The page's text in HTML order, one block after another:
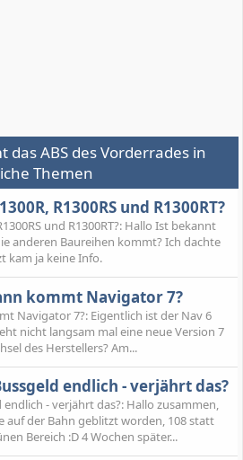
das ABS des Vorderrades in
Themen
R1300RS und R1300RT?
und R1300RT?: Hallo Ist bekannt
anderen Baureihen kommt? Ich dachte
kam ja keine Info.
kommt Navigator 7?
Navigator 7?: Eigentlich ist der Nav 6
nicht langsam mal eine neue Version 7
des Herstellers? Am...
endlich - verjährt das?
- verjährt das?: Hallo zusammen,
auf der Bahn geblitzt worden, 108 statt
Bereich :D 4 Wochen später...